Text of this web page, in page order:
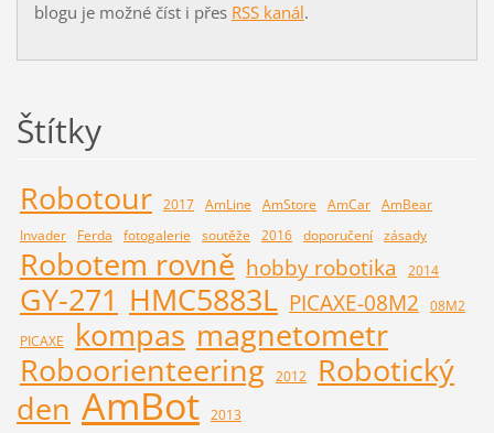
blogu je možné číst i přes RSS kanál.
Štítky
Robotour 2017 AmLine AmStore AmCar AmBear
Invader
Ferda fotogalerie soutěže 2016 doporučení zásady
Robotem rovně hobby robotika 2014
GY-271 HMC5883L PICAXE-08M2
08M2
PICAXE
kompas magnetometr
Roboorienteering
2012
Robotický
den AmBot 2013